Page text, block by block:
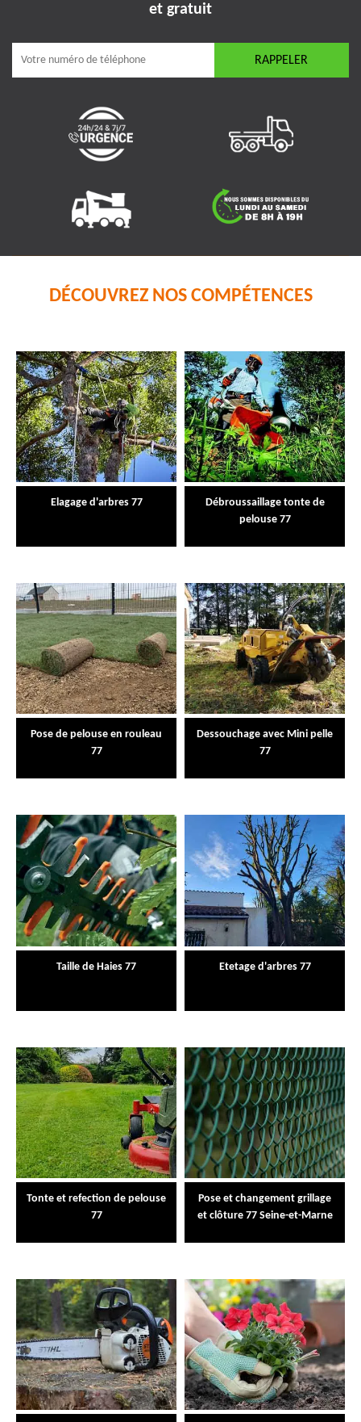
et gratuit
DÉCOUVREZ NOS COMPÉTENCES
Elagage d'arbres 77
Débroussaillage tonte de
pelouse 77
Pose de pelouse en rouleau
77
Dessouchage avec Mini pelle
77
Taille de Haies 77 Etetage d'arbres 77
Tonte et refection de pelouse
77
Pose et changement grillage
et clôture 77 Seine-et-Marne